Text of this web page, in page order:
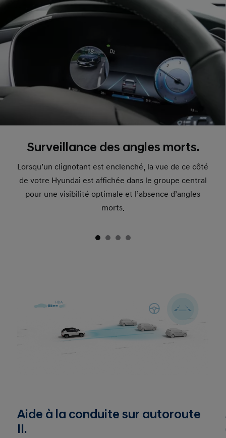
Surveillance des angles morts.
Lorsqu’un clignotant est enclenché, la vue de ce côté
de votre Hyundai est affichée dans le groupe central
pour une visibilité optimale et l’absence d’angles
morts.
Aide à la conduite sur autoroute
II.